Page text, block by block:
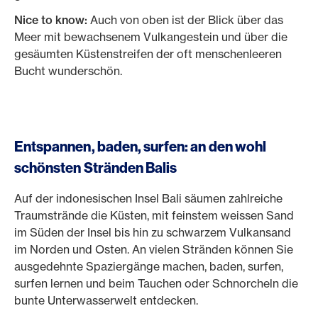
Nice to know: Auch von oben ist der Blick über das
Meer mit bewachsenem Vulkangestein und über die
gesäumten Küstenstreifen der oft menschenleeren
Bucht wunderschön.
Entspannen, baden, surfen: an den wohl
schönsten Stränden Balis
Auf der indonesischen Insel Bali säumen zahlreiche
Traumstrände die Küsten, mit feinstem weissen Sand
im Süden der Insel bis hin zu schwarzem Vulkansand
im Norden und Osten. An vielen Stränden können Sie
ausgedehnte Spaziergänge machen, baden, surfen,
surfen lernen und beim Tauchen oder Schnorcheln die
bunte Unterwasserwelt entdecken.